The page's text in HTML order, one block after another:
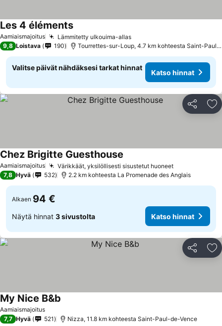
Aamiaismajoitus Lämmitetty ulkouima-allasKatso hinnat
Les 4 élémentsKatso hinnat
9,8 Loistava 190 Tourrettes-sur-Loup, 4.7 km kohteesta Saint-Paul-
Valitse päivät nähdäksesi tarkat hinnat
Katso hinnat
Jaa
Aamiaismajoitus Värikkäät, yksilöllisesti sisustetut huoneetKatso hinnat
Chez Brigitte Guesthouse
7,8 Hyvä 532 2.2 km kohteesta La Promenade des Anglais
Alkaen 94 €
Näytä hinnat 3 sivustolta Katso hinnat
Jaa
Aamiaismajoitus
My Nice B&b
7,7 Hyvä 521 Nizza, 11.8 km kohteesta Saint-Paul-de-Vence